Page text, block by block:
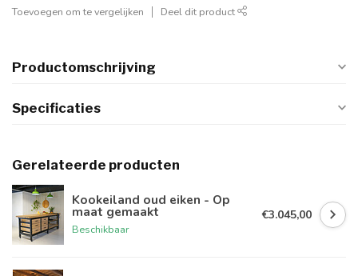
Toevoegen om te vergelijken Deel dit product
Productomschrijving
Specificaties
Gerelateerde producten
Kookeiland oud eiken - Op
maat gemaakt
Beschikbaar
€3.045,00